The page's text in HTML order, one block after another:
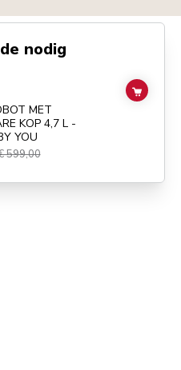
nodig
KOP 4,7 L - ARTISAN BY
MET
KOP 4,7 L -
YOU
599,00
ADD